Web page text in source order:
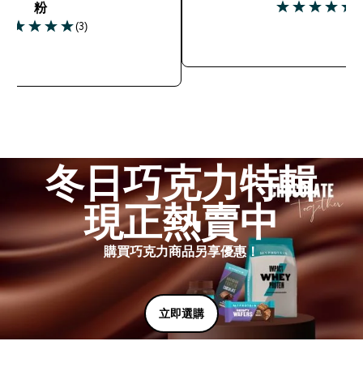
粉
out of 5 stars
(3)
4.82 out of 5
冬日巧克力特輯
現正熱賣中
購買巧克力商品另享優惠！
立即選購